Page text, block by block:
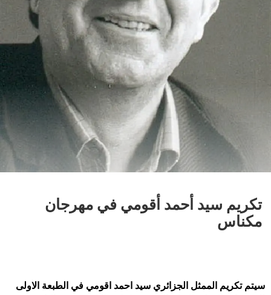
تكريم سيد أحمد أقومي في مهرجان
مكناس
سيتم تكريم الممثل الجزائري سيد احمد اقومي في الطبعة الاولى